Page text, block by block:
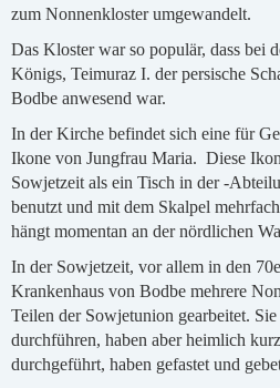
zum Nonnenkloster umgewandelt.
Das Kloster war so populär, dass bei
Königs, Teimuraz I. der persische
Bodbe anwesend war.
In der Kirche befindet sich eine für
Ikone von Jungfrau Maria. Diese
Sowjetzeit als ein Tisch in der -
benutzt und mit dem Skalpel
hängt momentan an der nördlichen
In der Sowjetzeit, vor allem in den
Krankenhaus von Bodbe mehrere
Teilen der Sowjetunion gearbeitet.
durchführen, haben aber heimlich
durchgeführt, haben gefastet und